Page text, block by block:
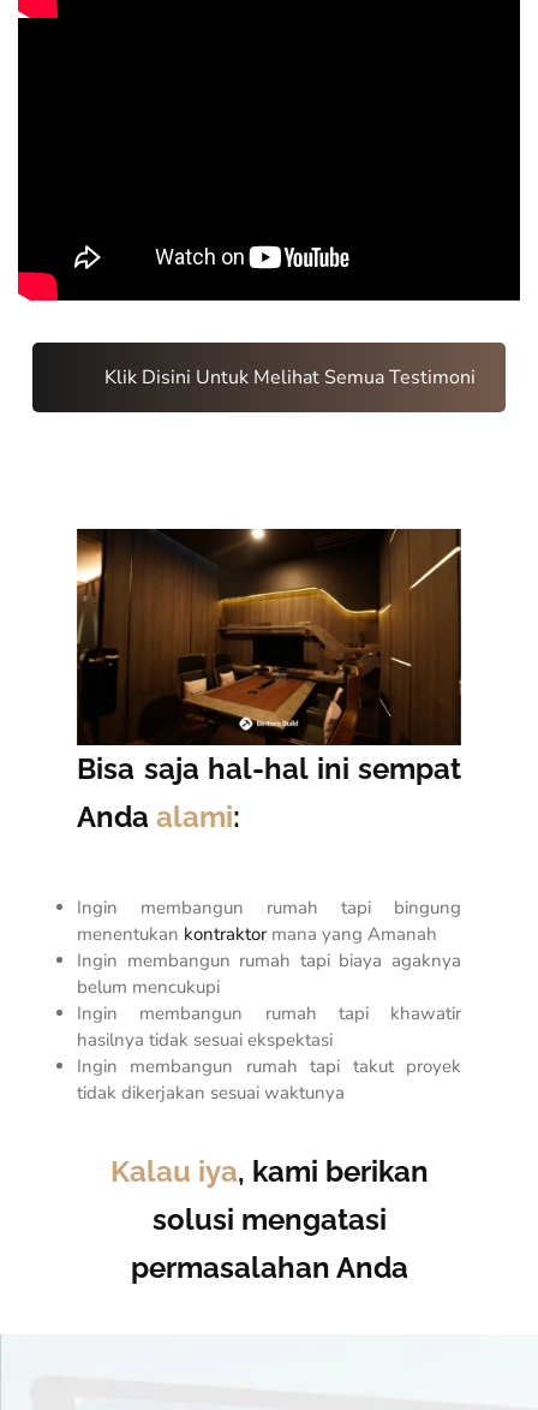
Klik Disini Untuk Melihat Semua Testimoni
Bisa saja hal-hal ini sempat
Anda alami:
Ingin membangun rumah tapi bingung
menentukan kontraktormana yang Amanah
Ingin membangun rumah tapi biaya agaknya
belum mencukupi
Ingin membangun rumah tapi khawatir
hasilnya tidak sesuai ekspektasi
Ingin membangun rumah tapi takut proyek
tidak dikerjakan sesuai waktunya
Kalau iya, kami berikan
solusi mengatasi
permasalahan Anda